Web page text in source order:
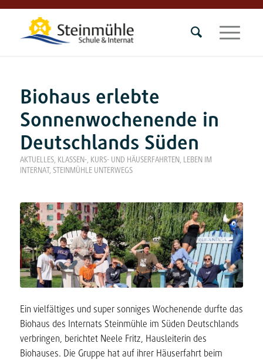
Biohaus erlebte
Sonnenwochenende in
Deutschlands Süden
AKTUELLES, KLASSEN-, KURS- UND HÄUSERFAHRTEN, LEBEN IM
INTERNAT, STEINMÜHLE UNTERWEGS
Ein vielfältiges und super sonniges Wochenende durfte das
Biohaus des Internats Steinmühle im Süden Deutschlands
verbringen, berichtet Neele Fritz, Hausleiterin des
Biohauses. Die Gruppe hat auf ihrer Häuserfahrt beim